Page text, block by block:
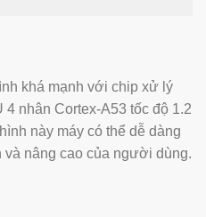
khá mạnh với chip xử lý
nhân Cortex-A53 tốc độ 1.2
này máy có thể dễ dàng
nâng cao của người dùng.